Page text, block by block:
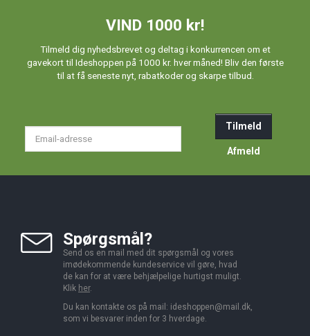
VIND 1000 kr!
Tilmeld dig nyhedsbrevet og deltag i konkurrencen om et
gavekort til Ideshoppen på 1000 kr. hver måned! Bliv den første
til at få seneste nyt, rabatkoder og skarpe tilbud.
Tilmeld
Afmeld
Spørgsmål?
Send os en mail med dit spørgsmål og vores
imødekommende kundeservice vil gøre, hvad
de kan for at være behjælpelige hurtigst muligt.
Klik her.
Du kan kontakte os på mail: ideshoppen@mail.dk,
som vi besvarer inden for 3 hverdage.